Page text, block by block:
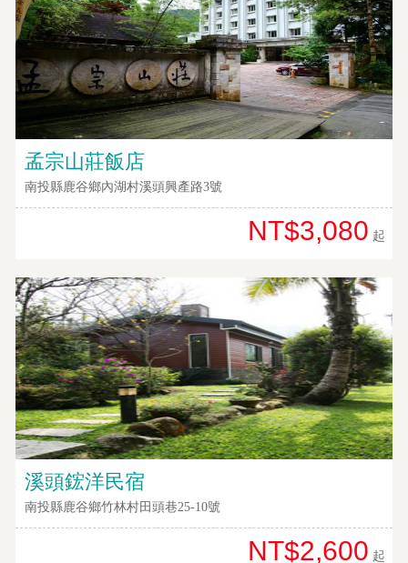
孟宗山莊飯店
南投縣鹿谷鄉內湖村溪頭興產路3號
NT$3,080 起
溪頭鋐洋民宿
南投縣鹿谷鄉竹林村田頭巷25-10號
NT$2,600 起